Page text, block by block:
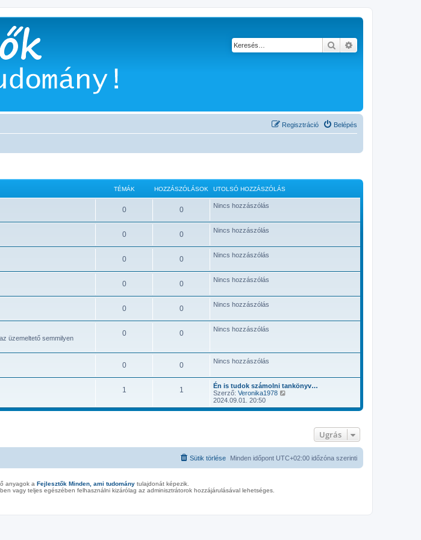
Keresés
Belépés
Regisztráció
TÉMÁK HOZZÁSZÓLÁSOK UTOLSÓ HOZZÁSZÓLÁS
0 0 Nincs hozzászólás
0 0 Nincs hozzászólás
0 0 Nincs hozzászólás
0 0 Nincs hozzászólás
0 0 Nincs hozzászólás
üzemeltető semmilyen
0 0 Nincs hozzászólás
0 0 Nincs hozzászólás
1 1
Én is tudok számolni tankönyv…
Szerző: Veronika1978
o
z
m
2024.09.01. 20:50
Ugrás
Minden időpont UTC+02:00 időzóna szerinti
Sütik törlése
anyagok a Fejlesztők Minden, ami tudomány tulajdonát képezik.
vagy teljes egészében felhasználni kizárólag az adminisztrátorok hozzájárulásával lehetséges.